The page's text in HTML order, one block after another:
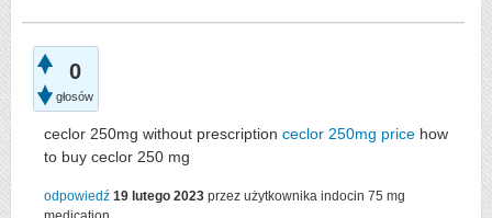
0
głosów
ceclor 250mg without prescription ceclor 250mg price how
to buy ceclor 250 mg
odpowiedź 19 lutego 2023 przez użytkownika indocin 75 mg